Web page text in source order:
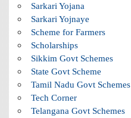
Sarkari Yojana
Sarkari Yojnaye
Scheme for Farmers
Scholarships
Sikkim Govt Schemes
State Govt Scheme
Tamil Nadu Govt Schemes
Tech Corner
Telangana Govt Schemes